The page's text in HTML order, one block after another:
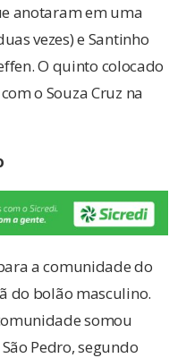
anotaram em uma
vezes) e Santinho
O quinto colocado
o Souza Cruz na
a comunidade do
do bolão masculino.
somou
Pedro, segundo